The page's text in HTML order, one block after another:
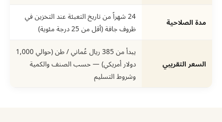
مدة الصلاحية
24 شهراً من تاريخ التعبئة عند التخزين في
ظروف جافة (أقل من 25 درجة مئوية)
السعر التقريبي
يبدأ من 385 ريال عُماني / طن (حوالي 1,000
دولار أمريكي) — حسب الصنف والكمية
وشروط التسليم